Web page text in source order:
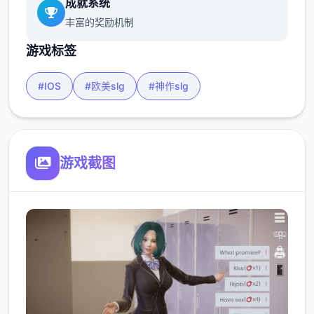
成就系统
丰富的奖励机制
游戏标签
#IOS #欧美slg #神作slg
游戏截图